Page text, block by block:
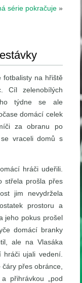
série pokračuje»
fotbalisty na hřiště
Cíl zelenobílých
týdne se ale
domácí celek
za obranu po
vraceli domů s
hráči udeřili.
střela prošla přes
jim nevydržela
prostoru a
jeho pokus prošel
domácí branky
ale na Vlasáka
hráči ujali vedení.
přes obránce,
přihrávkou „pod